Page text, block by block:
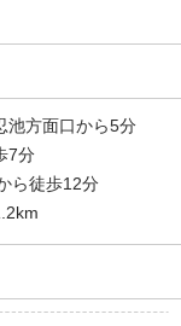
方面口から5分
7分
ら徒歩12分